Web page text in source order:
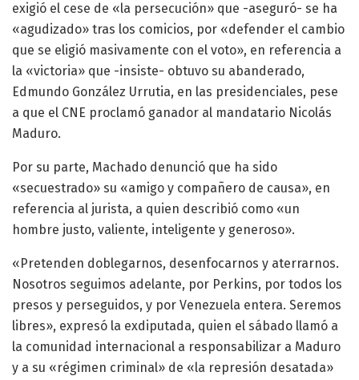
exigió el cese de «la persecución» que -aseguró- se ha
«agudizado» tras los comicios, por «defender el cambio
que se eligió masivamente con el voto», en referencia a
la «victoria» que -insiste- obtuvo su abanderado,
Edmundo González Urrutia, en las presidenciales, pese
a que el CNE proclamó ganador al mandatario Nicolás
Maduro.
Por su parte, Machado denunció que ha sido
«secuestrado» su «amigo y compañero de causa», en
referencia al jurista, a quien describió como «un
hombre justo, valiente, inteligente y generoso».
«Pretenden doblegarnos, desenfocarnos y aterrarnos.
Nosotros seguimos adelante, por Perkins, por todos los
presos y perseguidos, y por Venezuela entera. Seremos
libres», expresó la exdiputada, quien el sábado llamó a
la comunidad internacional a responsabilizar a Maduro
y a su «régimen criminal» de «la represión desatada»